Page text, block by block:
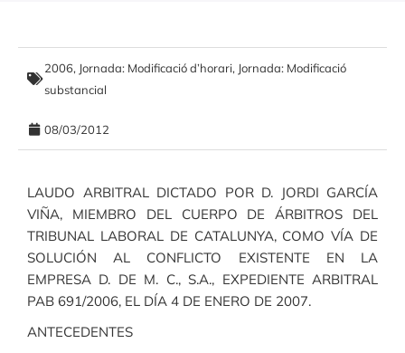
2006, Jornada: Modificació d’horari, Jornada: Modificació
substancial
08/03/2012
LAUDO ARBITRAL DICTADO POR D. JORDI GARCÍA
VIÑA, MIEMBRO DEL CUERPO DE ÁRBITROS DEL
TRIBUNAL LABORAL DE CATALUNYA, COMO VÍA DE
SOLUCIÓN AL CONFLICTO EXISTENTE EN LA
EMPRESA D. DE M. C., S.A., EXPEDIENTE ARBITRAL
PAB 691/2006, EL DÍA 4 DE ENERO DE 2007.
ANTECEDENTES